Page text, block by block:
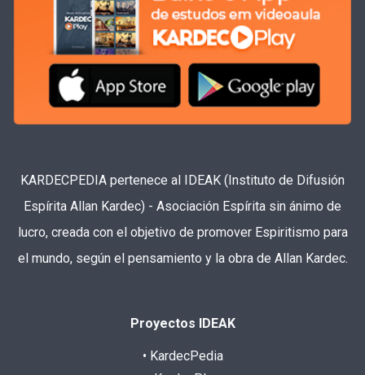
KARDECPEDIA pertenece al IDEAK (Instituto de Difusión
Espírita Allan Kardec) - Asociación Espírita sin ánimo de
lucro, creada con el objetivo de promover Espiritismo para
el mundo, según el pensamiento y la obra de Allan Kardec.
Proyectos IDEAK
• KardecPedia